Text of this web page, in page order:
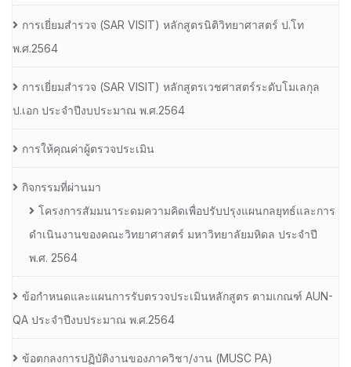
การเยี่ยมสํารวจ (SAR VISIT) หลักสูตรนิติวิทยาศาสตร์ ป.โท
พ.ศ.2564
การเยี่ยมสํารวจ (SAR VISIT) หลักสูตรเวชศาสตร์ระดับโมเลกุล
ป.เอก ประจําปีงบประมาณ พ.ศ.2564
การให้คุณค่าผู้ตรวจประเมิน
กิจกรรมที่ผ่านมา
โครงการสัมมนาระดมความคิดเพื่อปรับปรุงแผนกลยุทธ์และการ
ดำเนินงานของคณะวิทยาศาสตร์ มหาวิทยาลัยมหิดล ประจำปี
พ.ศ. 2564
ข้อกำหนดและแผนการรับตรวจประเมินหลักสูตร ตามเกณฑ์ AUN-
QA ประจำปีงบประมาณ พ.ศ.2564
ข้อตกลงการปฏิบัติงานของภาควิชา/งาน (MUSC PA)